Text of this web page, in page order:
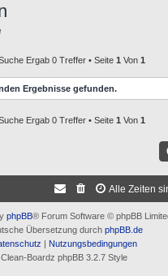
Ergab 0 Treffer • Seite 1 Von 1
Ergebnisse gefunden.
Ergab 0 Treffer • Seite 1 Von 1
Alle Zeiten
phpBB® Forum Software © phpBB
Übersetzung durch phpBB.de
| Nutzungsbedingungen
Clean-Boardz phpBB 3.2.7 Style